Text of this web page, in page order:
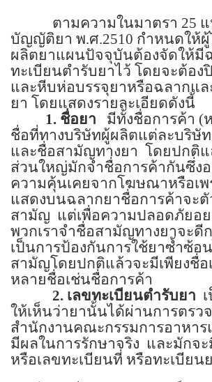
ตามความในมาตรา 25
บัญญัติยา พ.ศ.2510 กำหนดให้
ผลิตยาแผนปัจจุบันต้องจัดให้มี
ทะเบียนตำรับยาไว้ โดยจะต้อง
และหีบห่อบรรจุยาหรือฉลากแล
ยา โดยแสดงรายละเอียดดังนี้
1. ชื่อยา มีทั้งชื่อการค้า (
ชื่อที่ทางบริษัทผู้ผลิตแต่ละบริษั
และชื่อสามัญทางยา โดยปกติ
ส่วนใหญ่มักจำชื่อการค้ากันซึ่งอ
ความคุ้นเคยจากโฆษณาหรือเพ
แสดงบนฉลากยาชื่อการค้าจะตั
สามัญ แต่เพื่อความปลอดภัยอ
พวกเราจำชื่อสามัญทางยาจะดีก
เป็นการป้องกันการใช้ยาซ้ำซ้อ
สามัญโดยปกติแล้วจะมีเพียงชื่อ
หลายชื่อเช่นชื่อการค้า
2. เลขทะเบียนตำรับยา
ให้เห็นว่ายานั้นได้ผ่านการตรว
สำนักงานคณะกรรมการอาหาร
มีผลในการรักษาจริง และมักจ
หรือเลขทะเบียนที่ หรือทะเบียน